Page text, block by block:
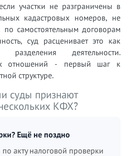
участки не разграничены в
кадастровых номеров, не
самостоятельным договорам
суд расценивает это как
разделения деятельности.
отношений - первый шаг к
структуре.
суды признают
КФХ?
Ещё не поздно
акту налоговой проверки